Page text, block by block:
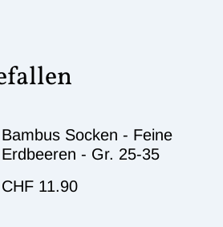
Bambus Socken - Feine
Erdbeeren - Gr. 25-35
CHF 11.90